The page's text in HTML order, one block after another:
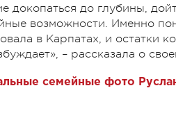
докопаться до глубины,
возможности. Именно
в Карпатах, и остатки
– рассказала о
семейные фото